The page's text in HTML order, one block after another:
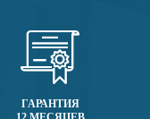
ГАРАНТИЯ